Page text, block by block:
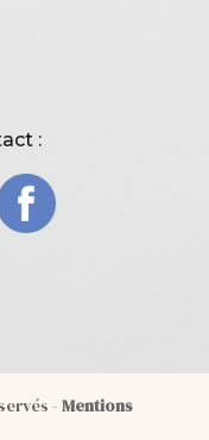
:
- Mentions